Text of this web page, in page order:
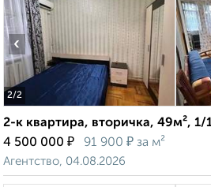
2/2
‹
2-к квартира, вторичка, 49м², 1/
4 500 000 ₽ 91 900 ₽ за м²
Агентство, 04.08.2026